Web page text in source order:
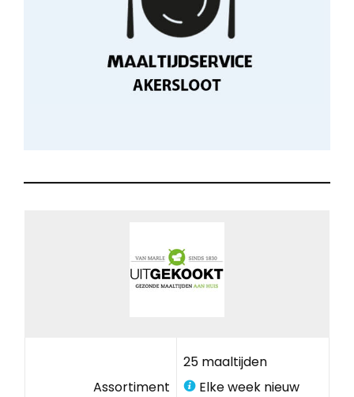
Assortiment
25 maaltijden
Elke week nieuw